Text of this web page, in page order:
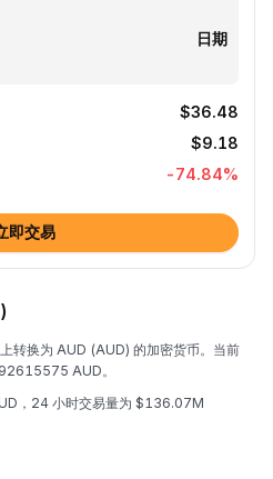
日期
$36.48
$9.18
-74.84%
即交易
转换为 AUD (AUD) 的加密货币。当前
AUD。
，24 小时交易量为 $136.07M